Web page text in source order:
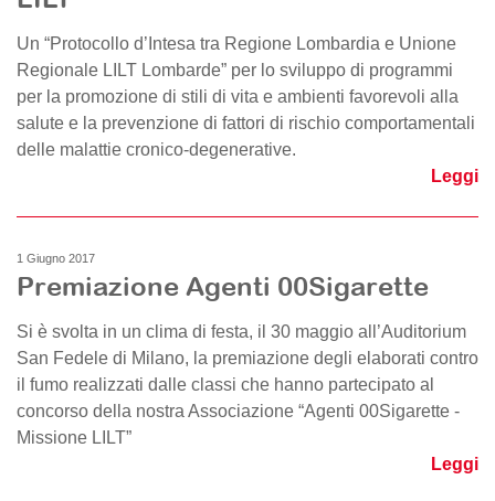
Un “Protocollo d’Intesa tra Regione Lombardia e Unione
Regionale LILT Lombarde” per lo sviluppo di programmi
per la promozione di stili di vita e ambienti favorevoli alla
salute e la prevenzione di fattori di rischio comportamentali
delle malattie cronico-degenerative.
Leggi
1 Giugno 2017
Premiazione Agenti 00Sigarette
Si è svolta in un clima di festa, il 30 maggio all’Auditorium
San Fedele di Milano, la premiazione degli elaborati contro
il fumo realizzati dalle classi che hanno partecipato al
concorso della nostra Associazione “Agenti 00Sigarette -
Missione LILT”
Leggi